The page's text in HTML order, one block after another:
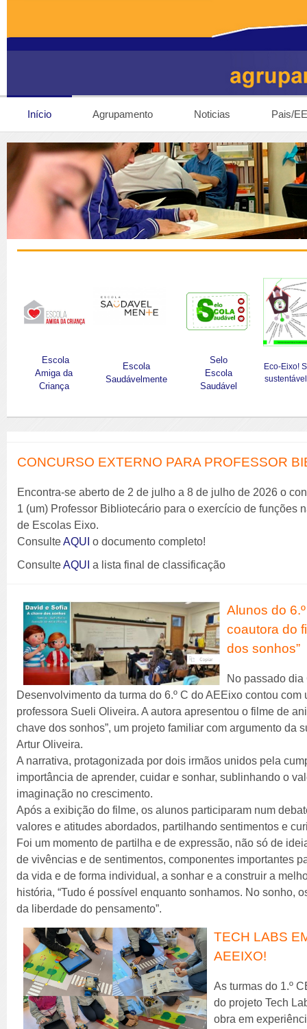
Início Agrupamento Noticias Pais/EE
Escola
Amiga da
Criança
Escola
Saudávelmente
Selo
Escola
Saudável
Eco-Eixo!
CONCURSO EXTERNO PARA PROFESSOR
Encontra-se aberto de 2 de julho a 8 de julho de 2026 o
1 (um) Professor Bibliotecário para o exercício de funções
de Escolas Eixo.
ConsulteAQUI o documento completo!
ConsulteAQUI a lista final de classificação
Alunos do
coautora do
dos sonhos”
No passado
Desenvolvimento da turma do 6.º C do AEEixo contou
professora Sueli Oliveira. A autora apresentou o filme de
chave dos sonhos”, um projeto familiar com argumento da
Artur Oliveira.
A narrativa, protagonizada por dois irmãos unidos pela
importância de aprender, cuidar e sonhar, sublinhando o
imaginação no crescimento.
Após a exibição do filme, os alunos participaram num
valores e atitudes abordados, partilhando sentimentos e
Foi um momento de partilha e de expressão, não só de
de vivências e de sentimentos, componentes importantes
da vida e de forma individual, a sonhar e a construir a
história, “Tudo é possível enquanto sonhamos. No sonho,
da liberdade do pensamento”.
TECH LABS
AEEIXO!
As turmas do 1.º
do projeto Tech
obra em